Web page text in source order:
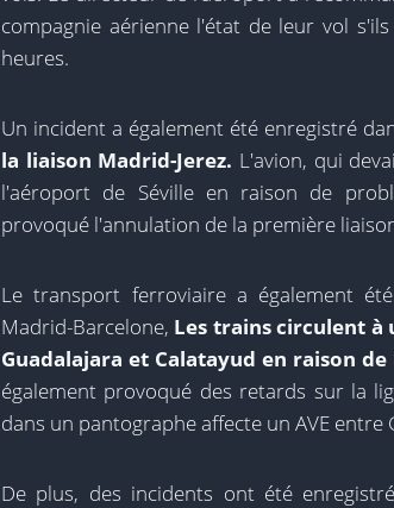
compagnie aérienne l'état de leur vol
heures.
Un incident a également été enregistré
la liaison Madrid-Jerez. L'avion, qui
l'aéroport de Séville en raison de
provoqué l'annulation de la première
Le transport ferroviaire a également
Madrid-Barcelone, Les trains circulent à
Guadalajara et Calatayud en raison de
également provoqué des retards sur la
dans un pantographe affecte un AVE entre
De plus, des incidents ont été